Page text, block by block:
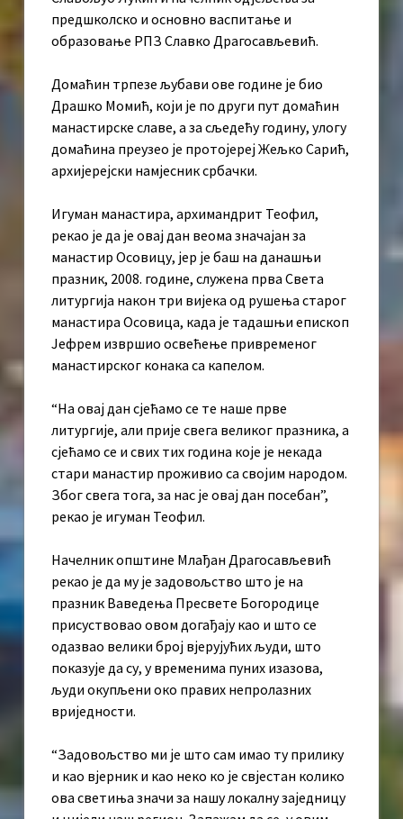
предшколско и основно васпитање и
образовање РПЗ Славко Драгосављевић.
Домаћин трпезе љубави ове године је био
Драшко Момић, који је по други пут домаћин
манастирске славе, а за сљедећу годину, улогу
домаћина преузео је протојереј Жељко Сарић,
архијерејски намјесник србачки.
Игуман манастира, архимандрит Теофил,
рекао је да је овај дан веома значајан за
манастир Осовицу, јер је баш на данашњи
празник, 2008. године, служена прва Света
литургија након три вијека од рушења старог
манастира Осовица, када је тадашњи епископ
Јефрем извршио освећење привременог
манастирског конака са капелом.
“На овај дан сјећамо се те наше прве
литургије, али прије свега великог празника, а
сјећамо се и свих тих година које је некада
стари манастир проживио са својим народом.
Због свега тога, за нас је овај дан посебан”,
рекао је игуман Теофил.
Начелник општине Млађан Драгосављевић
рекао је да му је задовољство што је на
празник Ваведења Пресвете Богородице
присуствовао овом догађају као и што се
одазвао велики број вјерујућих људи, што
показује да су, у временима пуних изазова,
људи окупљени око правих непролазних
вриједности.
“Задовољство ми је што сам имао ту прилику
и као вјерник и као неко ко је свјестан колико
ова светиња значи за нашу локалну заједницу